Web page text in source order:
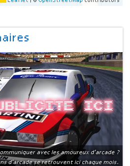
ici
avec les amoureux d'arcade ?
d'arcade se retrouvent ici chaque mois.